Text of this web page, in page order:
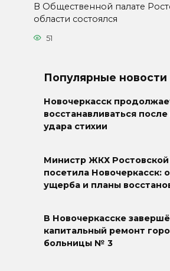
В Общественной палате
области состоялся
51
Популярные новости
Новочеркасск
восстанавливаться
удара стихии
Министр ЖКХ Ростовской
посетила Новочеркасск:
ущерба и планы
В Новочеркасске
капитальный ремонт
больницы № 3